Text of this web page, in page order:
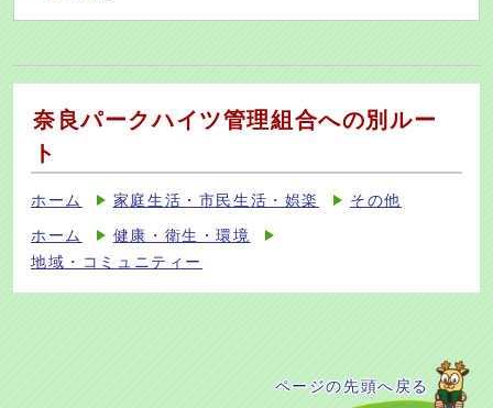
奈良パークハイツ管理組合への別ルー
ト
ホーム 家庭生活・市民生活・娯楽 その他
ホーム
健康・衛生・環境
地域・コミュニティー
ページの先頭へ戻る